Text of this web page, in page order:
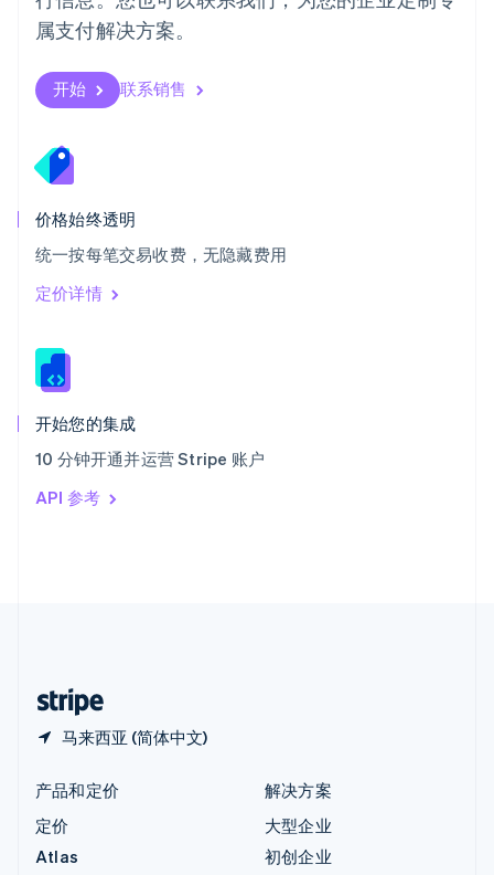
属支付解决方案。
开始 联系销售
价格始终透明
统一按每笔交易收费，无隐藏费用
定价详情
开始您的集成
10 分钟开通并运营 Stripe 账户
API 参考
马来西亚 (简体中文)
DeutschFrançais ItalianoEnglish
塞浦路斯
斯洛伐克
English
English
泰国
ไทย
希腊
English
西班牙
Español
新加坡
新西兰
匈牙利
English
ItalianoEnglish
印度
English
产品和定价
定价
Atlas
解决方案
大型企业
初创企业